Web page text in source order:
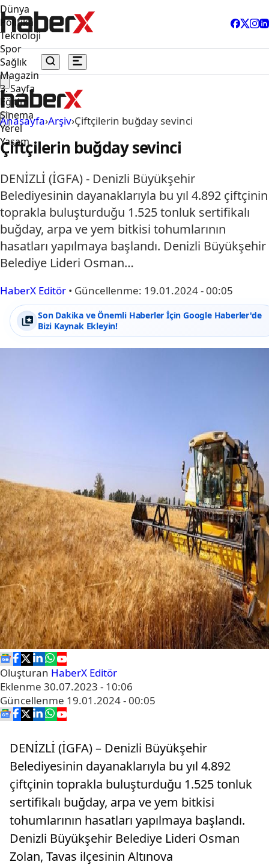
Dünya
Politika
Teknoloji
Spor
Sağlık
Magazin
3. Sayfa
Eğitim
Sinema
Yerel
Yaşam
Anasayfa›Arşiv›Çiftçilerin buğday sevinci
Çiftçilerin buğday sevinci
DENİZLİ (İGFA) - Denizli Büyükşehir
Belediyesinin dayanaklarıyla bu yıl 4.892 çiftçinin
toprakla buluşturduğu 1.525 tonluk sertifikalı
buğday, arpa ve yem bitkisi tohumlarının
hasatları yapılmaya başlandı. Denizli Büyükşehir
Belediye Lideri Osman…
HaberX Editör • Güncellenme: 19.01.2024 - 00:05
Son Dakika ve Önemli Haberler İçin Google Haberler'de
Bizi Kaynak Ekleyin!
Oluşturan HaberX Editör
Eklenme 30.07.2023 - 10:06
Güncellenme 19.01.2024 - 00:05
DENİZLİ (İGFA) – Denizli Büyükşehir
Belediyesinin dayanaklarıyla bu yıl 4.892
çiftçinin toprakla buluşturduğu 1.525 tonluk
sertifikalı buğday, arpa ve yem bitkisi
tohumlarının hasatları yapılmaya başlandı.
Denizli Büyükşehir Belediye Lideri Osman
Zolan, Tavas ilçesinin Altınova